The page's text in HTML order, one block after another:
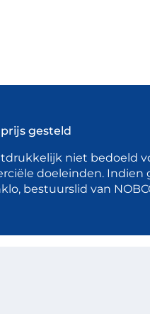
gesteld
niet bedoeld
doeleinden.
bestuurslid van